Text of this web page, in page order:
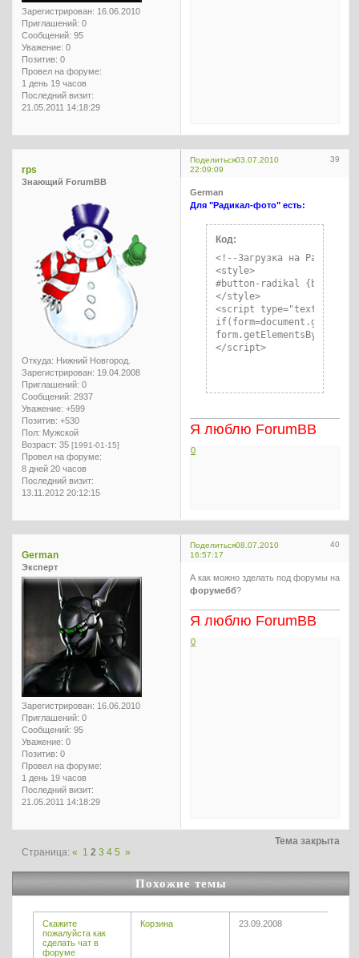
Зарегистрирован: 16.06.2010
Приглашений: 0
Сообщений: 95
Уважение: 0
Позитив: 0
Провел на форуме:
1 день 19 часов
Последний визит:
21.05.2011 14:18:29
Поделиться 39
03.07.2010
22:09:09
rps
Знающий ForumBB
Откуда: Нижний Новгород.
Зарегистрирован: 19.04.2008
Приглашений: 0
Сообщений: 2937
Уважение: +599
Позитив: +530
Пол: Мужской
Возраст: 35 [1991-01-15]
Провел на форуме:
8 дней 20 часов
Последний визит:
13.11.2012 20:12:15
German
Для "Радикал-фото" есть:
Код:
<!--Загрузка на Радикал--
<style>
#button-radikal
</style>
<script type="text/
</script>
Я люблю ForumBB
0
Поделиться 40
08.07.2010
16:57:17
German
Эксперт
Зарегистрирован: 16.06.2010
Приглашений: 0
Сообщений: 95
Уважение: 0
Позитив: 0
Провел на форуме:
1 день 19 часов
Последний визит:
21.05.2011 14:18:29
А как можно зделать под форумы на
форумебб?
Я люблю ForumBB
0
Тема закрыта
Страница:« 1 2 3 4 5 »
Похожие темы
Скажите
пожалуйста как
сделать чат в
форуме
Корзина 23.09.2008